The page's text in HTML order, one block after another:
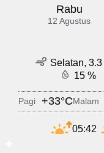
Rabu
12 Agustus
Selatan, 3.3
15 %
Pagi +33°CMalam
05:42